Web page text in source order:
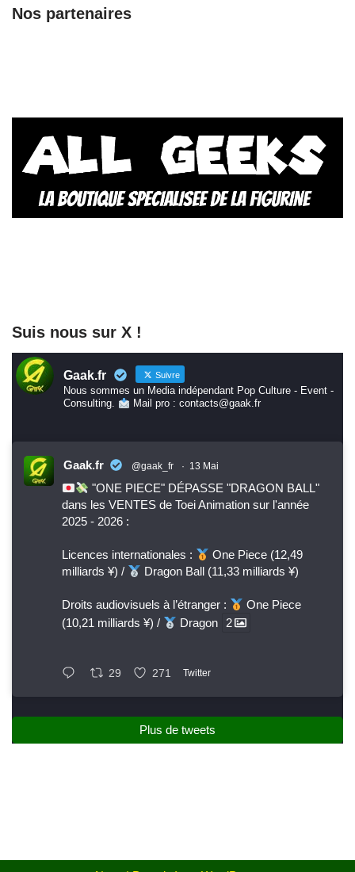
Nos partenaires
Suis nous sur X !
Gaak.fr Suivre
Nous sommes un Media indépendant Pop Culture - Event -
Consulting.
Mail pro : contacts@gaak.fr
Gaak.fr @gaak_fr · 13 Mai
"ONE PIECE" DÉPASSE "DRAGON BALL"
dans les VENTES de Toei Animation sur l'année
2025 - 2026 :
Licences internationales :
One Piece (12,49
milliards ¥) /
Dragon Ball (11,33 milliards ¥)
Droits audiovisuels à l’étranger :
One Piece
(10,21 milliards ¥) /
Dragon 2
29 271 Twitter
Plus de tweets